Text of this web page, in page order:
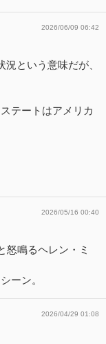
2026/06/09 06:42
という意味だが、
テートはアメリカ
2026/05/16 00:40
怒鳴るヘレン・ミ
ーン。
2026/04/29 01:08